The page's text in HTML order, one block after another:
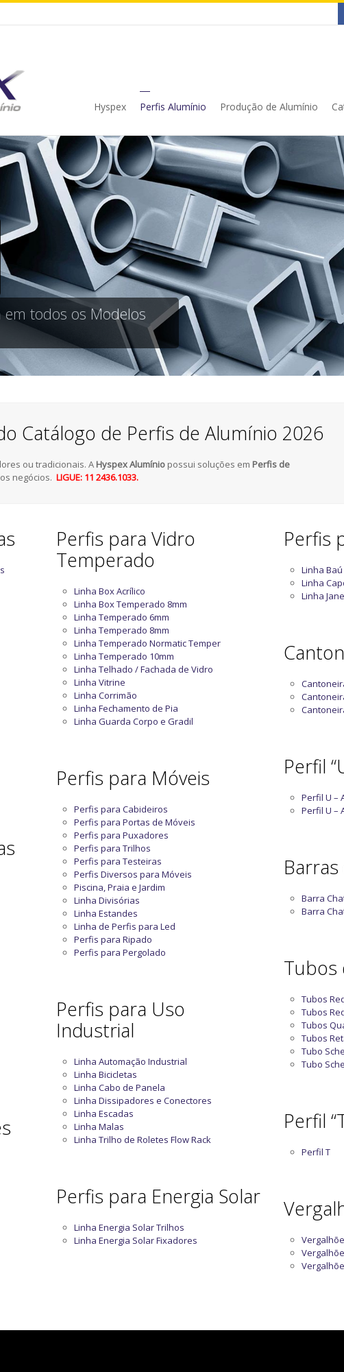
Hyspex Perfis Alumínio Produção de Alumínio
todos os Modelos
Catálogo de Perfis de Alumínio 2026
ou tradicionais. A Hyspex Alumínio possui soluções em Perfis de
negócios. LIGUE: 11 2436.1033.
Perfis para Vidro
Temperado
Linha Box Acrílico
Linha Box Temperado 8mm
Linha Temperado 6mm
Linha Temperado 8mm
Linha Temperado Normatic Temper
Linha Temperado 10mm
Linha Telhado / Fachada de Vidro
Linha Vitrine
Linha Corrimão
Linha Fechamento de Pia
Linha Guarda Corpo e Gradil
Perfis para Móveis
Perfis para Cabideiros
Perfis para Portas de Móveis
Perfis para Puxadores
Perfis para Trilhos
Perfis para Testeiras
Perfis Diversos para Móveis
Piscina, Praia e Jardim
Linha Divisórias
Linha Estandes
Linha de Perfis para Led
Perfis para Ripado
Perfis para Pergolado
Perfis para Uso
Industrial
Linha Automação Industrial
Linha Bicicletas
Linha Cabo de Panela
Linha Dissipadores e Conectores
Linha Escadas
Linha Malas
Linha Trilho de Roletes Flow Rack
Perfis para Energia Solar
Linha Energia Solar Trilhos
Linha Energia Solar Fixadores
Perfis
Linha
Linha
Linha
Perfil
Perfil U –
Perfil U –
Barra
Barra
Tubos
Tubos
Tubos
Tubos
Tubos
Tubo
Tubo
Perfil
Perfil T